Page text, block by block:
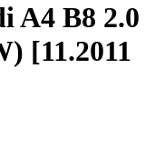
A4 B8 2.0
[11.2011